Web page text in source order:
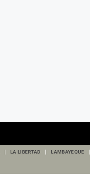
LA LIBERTAD LAMBAYEQUE